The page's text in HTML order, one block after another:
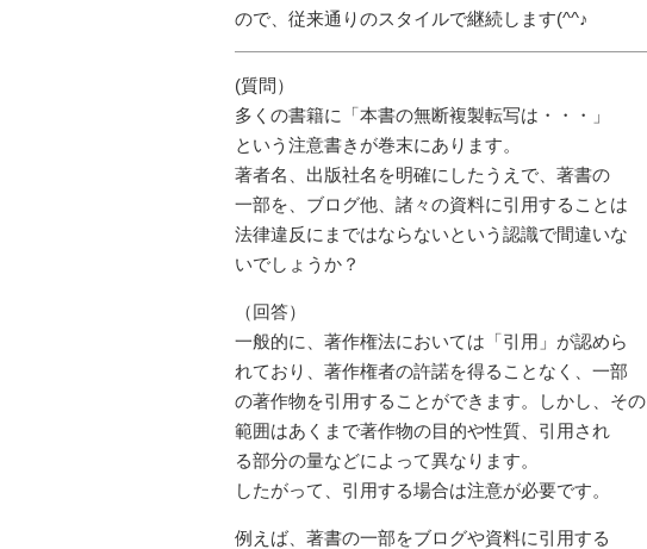
ので、従来通りのスタイルで継続します(^^♪
(質問）
多くの書籍に「本書の無断複製転写は・・・」
という注意書きが巻末にあります。
著者名、出版社名を明確にしたうえで、著書の
一部を、ブログ他、諸々の資料に引用することは
法律違反にまではならないという認識で間違いな
いでしょうか？
（回答）
一般的に、著作権法においては「引用」が認めら
れており、著作権者の許諾を得ることなく、一部
の著作物を引用することができます。しかし、その
範囲はあくまで著作物の目的や性質、引用され
る部分の量などによって異なります。
したがって、引用する場合は注意が必要です。
例えば、著書の一部をブログや資料に引用する